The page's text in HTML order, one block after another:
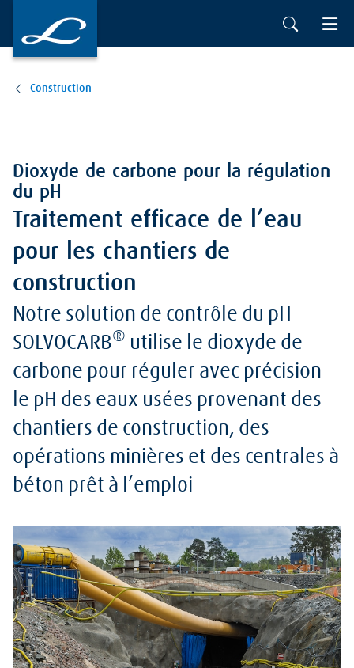
Construction
Dioxyde de carbone pour la régulation
du pH
Traitement efficace de l’eau
pour les chantiers de
construction
Notre solution de contrôle du pH
SOLVOCARB® utilise le dioxyde de
carbone pour réguler avec précision
le pH des eaux usées provenant des
chantiers de construction, des
opérations minières et des centrales à
béton prêt à l’emploi